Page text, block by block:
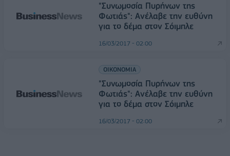
"Συνωμοσία Πυρήνων της
Φωτιάς": Ανέλαβε την ευθύνη
για το δέμα στον Σόιμπλε
16/03/2017 - 02:00
ΟΙΚΟΝΟΜΙΑ
"Συνωμοσία Πυρήνων της
Φωτιάς": Ανέλαβε την ευθύνη
για το δέμα στον Σόιμπλε
16/03/2017 - 02:00